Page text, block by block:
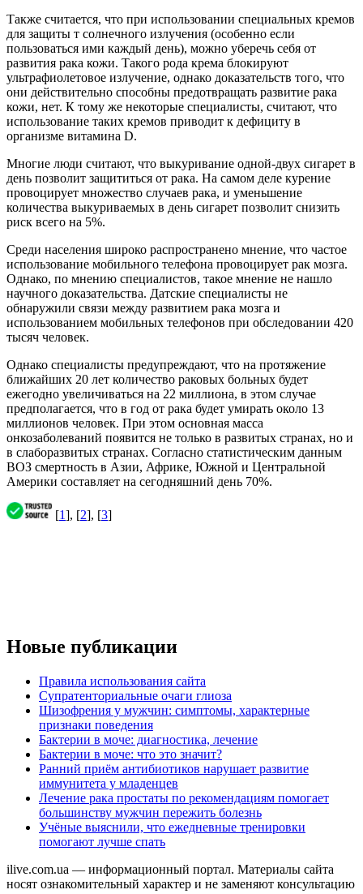
Также считается, что при использовании специальных кремов
для защиты т солнечного излучения (особенно если
пользоваться ими каждый день), можно уберечь себя от
развития рака кожи. Такого рода крема блокируют
ультрафиолетовое излучение, однако доказательств того, что
они действительно способны предотвращать развитие рака
кожи, нет. К тому же некоторые специалисты, считают, что
использование таких кремов приводит к дефициту в
организме витамина D.
Многие люди считают, что выкуривание одной-двух сигарет в
день позволит защититься от рака. На самом деле курение
провоцирует множество случаев рака, и уменьшение
количества выкуриваемых в день сигарет позволит снизить
риск всего на 5%.
Среди населения широко распространено мнение, что частое
использование мобильного телефона провоцирует рак мозга.
Однако, по мнению специалистов, такое мнение не нашло
научного доказательства. Датские специалисты не
обнаружили связи между развитием рака мозга и
использованием мобильных телефонов при обследовании 420
тысяч человек.
Однако специалисты предупреждают, что на протяжение
ближайших 20 лет количество раковых больных будет
ежегодно увеличиваться на 22 миллиона, в этом случае
предполагается, что в год от рака будет умирать около 13
миллионов человек. При этом основная масса
онкозаболеваний появится не только в развитых странах, но и
в слаборазвитых странах. Согласно статистическим данным
ВОЗ смертность в Азии, Африке, Южной и Центральной
Америки составляет на сегодняшний день 70%.
[1], [2], [3]
Новые публикации
Правила использования сайта
Супратенториальные очаги глиоза
Шизофрения у мужчин: симптомы, характерные
признаки поведения
Бактерии в моче: диагностика, лечение
Бактерии в моче: что это значит?
Ранний приём антибиотиков нарушает развитие
иммунитета у младенцев
Лечение рака простаты по рекомендациям помогает
большинству мужчин пережить болезнь
Учёные выяснили, что ежедневные тренировки
помогают лучше спать
ilive.com.ua — информационный портал. Материалы сайта
носят ознакомительный характер и не заменяют консультацию